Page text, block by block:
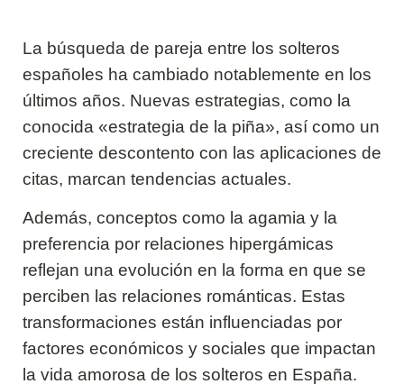
La búsqueda de pareja entre los solteros
españoles ha cambiado notablemente en los
últimos años. Nuevas estrategias, como la
conocida «estrategia de la piña», así como un
creciente descontento con las aplicaciones de
citas, marcan tendencias actuales.
Además, conceptos como la agamia y la
preferencia por relaciones hipergámicas
reflejan una evolución en la forma en que se
perciben las relaciones románticas. Estas
transformaciones están influenciadas por
factores económicos y sociales que impactan
la vida amorosa de los solteros en España.